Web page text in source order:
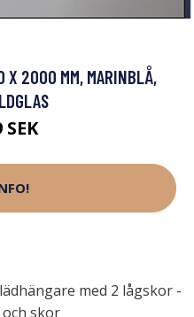
X 2000 MM, MARINBLÅ,
SEK